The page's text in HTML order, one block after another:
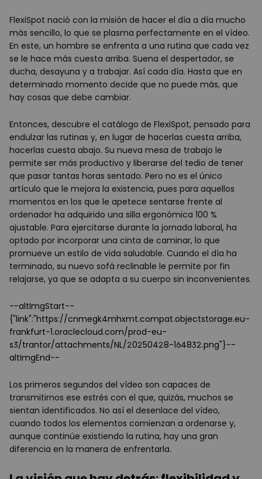
FlexiSpot nació con la misión de hacer el día a día mucho
más sencillo, lo que se plasma perfectamente en el vídeo.
En este, un hombre se enfrenta a una rutina que cada vez
se le hace más cuesta arriba. Suena el despertador, se
ducha, desayuna y a trabajar. Así cada día. Hasta que en
determinado momento decide que no puede más, que
hay cosas que debe cambiar.
Entonces, descubre el catálogo de FlexiSpot, pensado para
endulzar las rutinas y, en lugar de hacerlas cuesta arriba,
hacerlas cuesta abajo. Su nueva mesa de trabajo le
permite ser más productivo y liberarse del tedio de tener
que pasar tantas horas sentado. Pero no es el único
artículo que le mejora la existencia, pues para aquellos
momentos en los que le apetece sentarse frente al
ordenador ha adquirido una silla ergonómica 100 %
ajustable. Para ejercitarse durante la jornada laboral, ha
optado por incorporar una cinta de caminar, lo que
promueve un estilo de vida saludable. Cuando el día ha
terminado, su nuevo sofá reclinable le permite por fin
relajarse, ya que se adapta a su cuerpo sin inconvenientes.
--altImgStart--
{"link":"https://cnmegk4mhxmt.compat.objectstorage.eu-
frankfurt-1.oraclecloud.com/prod-eu-
s3/trantor/attachments/NL/20250428-164832.png"}--
altImgEnd--
Los primeros segundos del vídeo son capaces de
transmitirnos ese estrés con el que, quizás, muchos se
sientan identificados. No así el desenlace del vídeo,
cuando todos los elementos comienzan a ordenarse y,
aunque continúe existiendo la rutina, hay una gran
diferencia en la manera de enfrentarla.